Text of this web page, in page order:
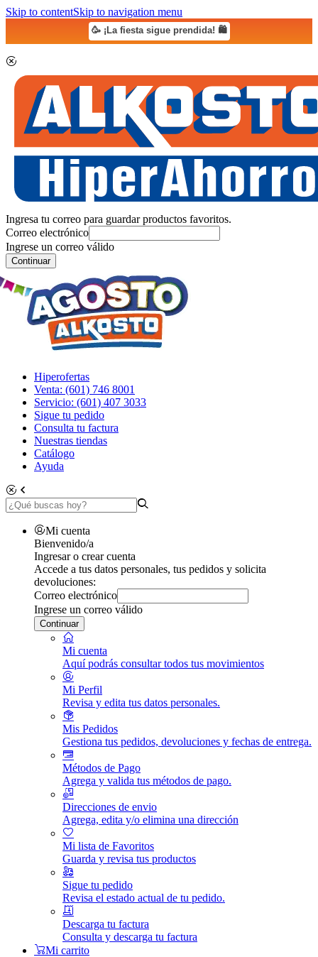
Skip to contentSkip to navigation menu
🥳 ¡La fiesta sigue prendida! 🛍️
Ingresa tu correo para guardar productos favoritos.
Correo electrónico
Ingrese un correo válido
Continuar
Hiperofertas
Venta: (601) 746 8001
Servicio: (601) 407 3033
Sigue tu pedido
Consulta tu factura
Nuestras tiendas
Catálogo
Ayuda
Mi cuenta
Bienvenido/a
Ingresar o crear cuenta
Accede a tus datos personales, tus pedidos y solicita
devoluciones:
Correo electrónico
Ingrese un correo válido
Continuar
Mi cuenta
Aquí podrás consultar todos tus movimientos
Mi Perfil
Revisa y edita tus datos personales.
Mis Pedidos
Gestiona tus pedidos, devoluciones y fechas de entrega.
Métodos de Pago
Agrega y valida tus métodos de pago.
Direcciones de envio
Agrega, edita y/o elimina una dirección
Mi lista de Favoritos
Guarda y revisa tus productos
Sigue tu pedido
Revisa el estado actual de tu pedido.
Descarga tu factura
Consulta y descarga tu factura
Mi carrito